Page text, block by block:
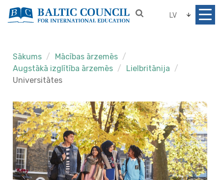
LV
Sākums
Mācības ārzemēs
Augstākā izglītība ārzemēs
Lielbritānija
Universitātes